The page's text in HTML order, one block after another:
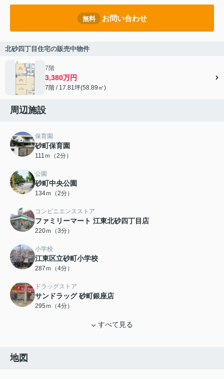
無料 お問い合わせ
北砂四丁目住宅の販売中物件
7階
3,380万円
7階 / 17.81坪(58.89㎡)
周辺施設
保育園
砂町保育園
111ｍ（2分）
公園
砂町中央公園
134ｍ（2分）
コンビニエンスストア
ファミリーマート 江東北砂四丁目店
220ｍ（3分）
小学校
江東区立砂町小学校
287ｍ（4分）
ドラッグストア
サンドラッグ 砂町銀座店
295ｍ（4分）
すべて見る
地図